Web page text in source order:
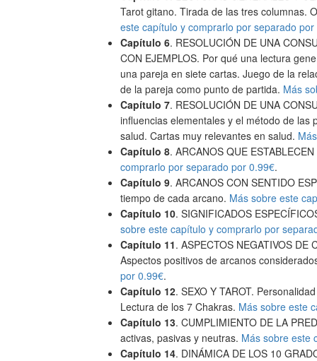
Tarot gitano. Tirada de las tres columnas.
este capítulo y comprarlo por separado por
Capítulo 6. RESOLUCIÓN DE UNA
CON EJEMPLOS. Por qué una lectura
una pareja en siete cartas. Juego de la
de la pareja como punto de partida. Más
Capítulo 7. RESOLUCIÓN DE UNA
influencias elementales y el método de
salud. Cartas muy relevantes en salud.
Capítulo 8. ARCANOS QUE
comprarlo por separado por 0.99€.
Capítulo 9. ARCANOS CON SENTIDO
tiempo de cada arcano. Más sobre este
Capítulo 10. SIGNIFICADOS
sobre este capítulo y comprarlo por
Capítulo 11. ASPECTOS NEGATIVOS DE
Aspectos positivos de arcanos
por 0.99€.
Capítulo 12. SEXO Y TAROT.
Lectura de los 7 Chakras. Más sobre este
Capítulo 13. CUMPLIMIENTO DE LA
activas, pasivas y neutras. Más sobre este
Capítulo 14. DINÁMICA DE LOS 10